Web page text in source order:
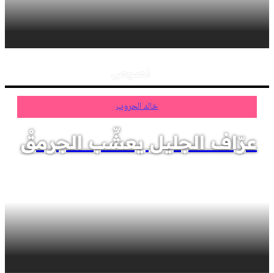
خالد الحروب
عرّاف الجليل يعشِّب الجرمقْ